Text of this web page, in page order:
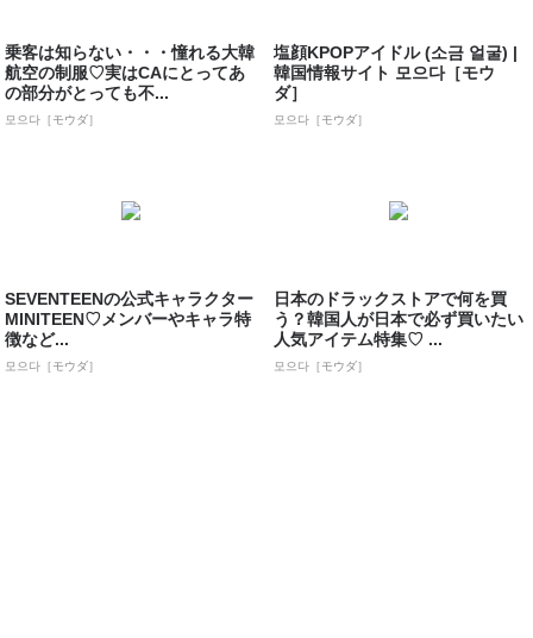
乗客は知らない・・・憧れる大韓
航空の制服♡実はCAにとってあ
の部分がとっても不...
모으다［モウダ］
塩顔KPOPアイドル (소금 얼굴) |
韓国情報サイト 모으다［モウ
ダ］
모으다［モウダ］
SEVENTEENの公式キャラクター
MINITEEN♡メンバーやキャラ特
徴など...
모으다［モウダ］
日本のドラックストアで何を買
う？韓国人が日本で必ず買いたい
人気アイテム特集♡ ...
모으다［モウダ］